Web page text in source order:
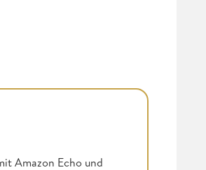
Amazon Echo und